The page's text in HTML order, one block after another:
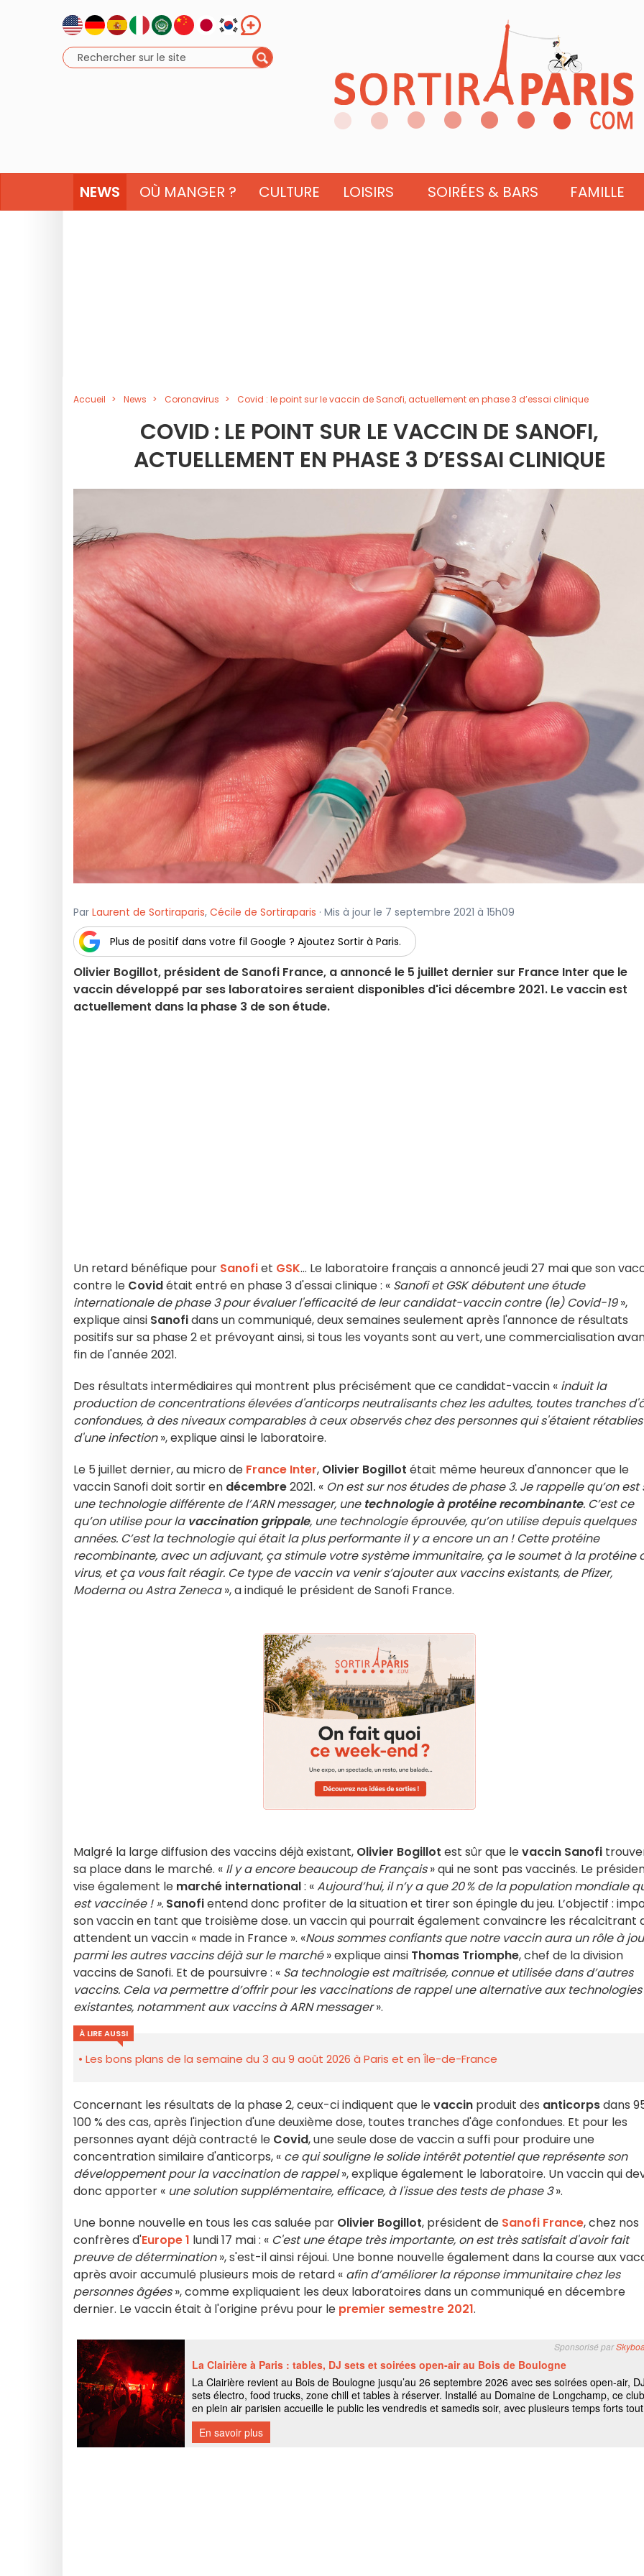
NEWS OÙ MANGER ? CULTURE LOISIRS SOIRÉES & BARS FAMILLE
Accueil News Coronavirus Covid : le point sur le vaccin de Sanofi, actuellement en phase 3 d’essai clinique
COVID : LE POINT SUR LE VACCIN DE SANOFI,
ACTUELLEMENT EN PHASE 3 D’ESSAI CLINIQUE
Par Laurent de Sortiraparis, Cécile de Sortiraparis · Mis à jour le 7 septembre 2021 à 15h09
Plus de positif dans votre fil Google ? Ajoutez Sortir à Paris.
Olivier Bogillot, président de Sanofi France, a annoncé le 5 juillet dernier sur France Inter que le
vaccin développé par ses laboratoires seraient disponibles d'ici décembre 2021. Le vaccin est
actuellement dans la phase 3 de son étude.
Un retard bénéfique pour Sanofiet GSK... Le laboratoire français a annoncé jeudi 27 mai que son
contre le Covidétait entré en phase 3 d'essai clinique : « Sanofi et GSK débutent une étude
internationale de phase 3 pour évaluer l'efficacité de leur candidat-vaccin contre (le) Covid-19»,
explique ainsi Sanofidans un communiqué, deux semaines seulement après l'annonce de résultats
positifs sur sa phase 2 et prévoyant ainsi, si tous les voyants sont au vert, une commercialisation
fin de l'année 2021.
Des résultats intermédiaires qui montrent plus précisément que ce candidat-vaccin « induit la
production de concentrations élevées d'anticorps neutralisants chez les adultes, toutes tranches
confondues, à des niveaux comparables à ceux observés chez des personnes qui s'étaient rétablies
d'une infection», explique ainsi le laboratoire.
Le 5 juillet dernier, au micro de France Inter, Olivier Bogillot était même heureux d'annoncer que le
vaccin Sanofi doit sortir en décembre2021. « On est sur nos études de phase 3. Je rappelle qu’on est
une technologie différente de l’ARN messager, une technologie à protéine recombinante. C’est ce
qu’on utilise pour la vaccination grippale, une technologie éprouvée, qu’on utilise depuis quelques
années. C’est la technologie qui était la plus performante il y a encore un an ! Cette protéine
recombinante, avec un adjuvant, ça stimule votre système immunitaire, ça le soumet à la protéine
virus, et ça vous fait réagir. Ce type de vaccin va venir s’ajouter aux vaccins existants, de Pfizer,
Moderna ou Astra Zeneca», a indiqué le président de Sanofi France.
Malgré la large diffusion des vaccins déjà existant, Olivier Bogillot est sûr que levaccin Sanofi
sa place dans le marché. « Il y a encore beaucoup de Français» qui ne sont pas vaccinés. Le
vise également le marché international: «Aujourd’hui, il n’y a que 20 % de la population mondiale
est vaccinée ! ». Sanofientend donc profiter de la situation et tirer son épingle du jeu. L’objectif :
son vaccin en tant que troisième dose. un vaccin qui pourrait également convaincre les récalcitrant
attendent un vaccin « made in France ». «Nous sommes confiants que notre vaccin aura un rôle à
parmi les autres vaccins déjà sur le marché» explique ainsi Thomas Triomphe, chef de la division
vaccins de Sanofi. Et de poursuivre : « Sa technologie est maîtrisée, connue et utilisée dans d’autres
vaccins. Cela va permettre d’offrir pour les vaccinations de rappel une alternative aux technologies
existantes, notamment aux vaccins à ARN messager».
À LIRE AUSSI
Les bons plans de la semaine du 3 au 9 août 2026 à Paris et en Île-de-France
Concernant les résultats de la phase 2, ceux-ci indiquent que levaccin produit des anticorpsdans
100 % des cas, après l'injection d'une deuxième dose, toutes tranches d'âge confondues. Et pour les
personnes ayant déjà contracté le Covid, une seule dose de vaccin a suffi pour produire une
concentration similaire d'anticorps, « ce qui souligne le solide intérêt potentiel que représente son
développement pour la vaccination de rappel», explique également le laboratoire. Un vaccin qui
donc apporter « une solution supplémentaire, efficace, à l'issue des tests de phase 3».
Une bonne nouvelle en tous les cas saluée par Olivier Bogillot, président de Sanofi France, chez nos
confrères d'Europe 1 lundi 17 mai : « C'est une étape très importante, on est très satisfait d'avoir fait
preuve de détermination», s'est-il ainsi réjoui. Une bonne nouvelle également dans la course aux
après avoir accumulé plusieurs mois de retard « afin d’améliorer la réponse immunitaire chez les
personnes âgées», comme expliquaient les deux laboratoires dans un communiqué en décembre
dernier. Le vaccin était à l'origine prévu pour le premier semestre 2021.